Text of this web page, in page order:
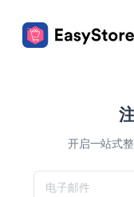
开启一站式